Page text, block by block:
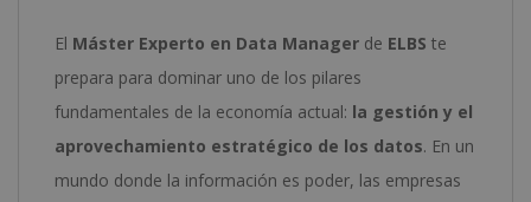
El Máster Experto en Data Manager de ELBS te
prepara para dominar uno de los pilares
fundamentales de la economía actual: la gestión y el
aprovechamiento estratégico de los datos. En un
mundo donde la información es poder, las empresas